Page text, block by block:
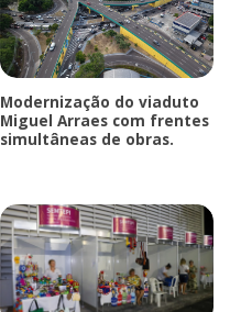
Modernização do viaduto
Miguel Arraes com frentes
simultâneas de obras.